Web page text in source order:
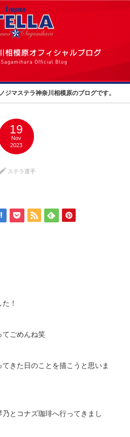
マステラ神奈川相模原のブログです。
19
Nov
2023
ステラ選手
！
てごめんね笑
きた日のことを描こうと思いま
とコナズ珈琲へ行ってきまし